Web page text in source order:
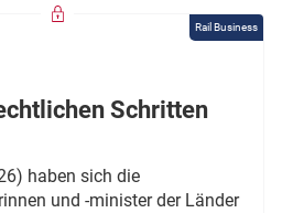
Rail Business
Schritten
haben sich die
und -minister der Länder